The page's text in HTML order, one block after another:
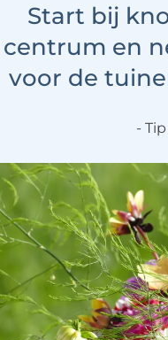
Start bij
centrum en
voor de